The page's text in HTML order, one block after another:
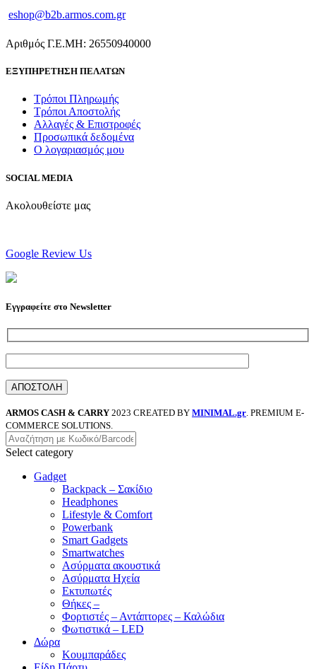
eshop@b2b.armos.com.gr
Αριθμός Γ.Ε.ΜΗ: 26550940000
ΕΞΥΠΗΡΕΤΗΣΗ ΠΕΛΑΤΩΝ
Τρόποι Πληρωμής
Τρόποι Αποστολής
Αλλαγές & Επιστροφές
Προσωπικά δεδομένα
Ο λογαριασμός μου
SOCIAL MEDIA
Ακολουθείστε μας
Google Review Us
Εγγραφείτε στο Newsletter
ARMOS CASH & CARRY 2023 CREATED BY MINIMAL.gr . PREMIUM E-
COMMERCE SOLUTIONS.
Select category
Gadget
Backpack – Σακίδιο
Headphones
Lifestyle & Comfort
Powerbank
Smart Gadgets
Smartwatches
Ασύρματα ακουστικά
Ασύρματα Ηχεία
Εκτυπωτές
Θήκες –
Φορτιστές – Αντάπτορες – Καλώδια
Φωτιστικά – LED
Δώρα
Κουμπαράδες